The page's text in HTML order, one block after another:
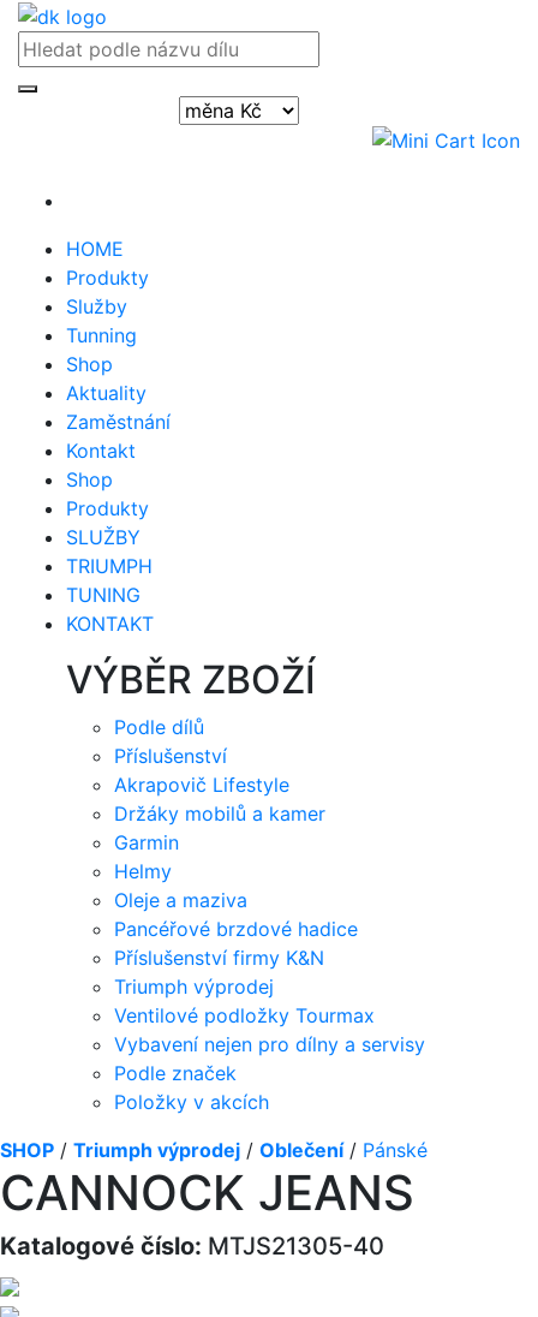
HOME
Produkty
Služby
Tunning
Shop
Aktuality
Zaměstnání
Kontakt
Shop
Produkty
SLUŽBY
TRIUMPH
TUNING
KONTAKT
VÝBĚR ZBOŽÍ
Podle dílů
Příslušenství
Akrapovič Lifestyle
Držáky mobilů a kamer
Garmin
Helmy
Oleje a maziva
Pancéřové brzdové hadice
Příslušenství firmy K&N
Triumph výprodej
Ventilové podložky Tourmax
Vybavení nejen pro dílny a servisy
Podle značek
Položky v akcích
SHOP / Triumph výprodej / Oblečení/ Pánské
CANNOCK JEANS
Katalogové číslo: MTJS21305-40